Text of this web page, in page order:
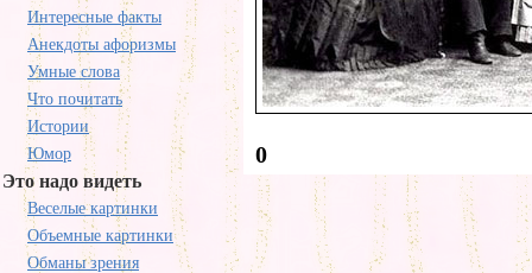
Интересные факты
Анекдоты афоризмы
Умные слова
Что почитать
Истории
Юмор
Это надо видеть
Веселые картинки
Объемные картинки
Обманы зрения
0